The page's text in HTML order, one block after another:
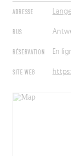
ADRESSE
BUS
RÉSERVATION En
SITE WEB